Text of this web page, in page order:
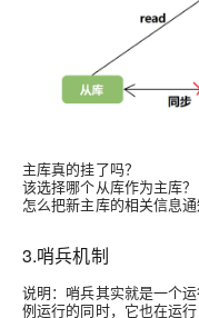
主库真的挂了吗？
该选择哪个从库作为主库？
怎么把新主库的相关信息
3.哨兵机制
说明：哨兵其实就是一个
例运行的同时，它也在运行